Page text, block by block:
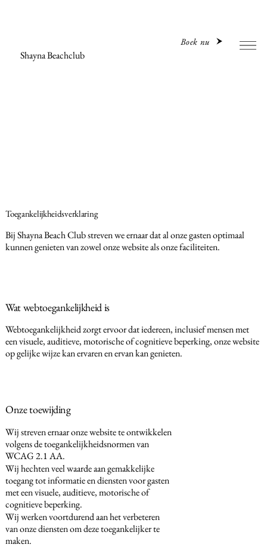
Shayna Beachclub
Boek nu
Toegankelijkheidsverklaring
Bij Shayna Beach Club streven we ernaar dat al onze gasten optimaal
kunnen genieten van zowel onze website als onze faciliteiten.
Wat webtoegankelijkheid is
Webtoegankelijkheid zorgt ervoor dat iedereen, inclusief mensen met
een visuele, auditieve, motorische of cognitieve beperking, onze website
op gelijke wijze kan ervaren en ervan kan genieten.
Onze toewijding
Wij streven ernaar onze website te ontwikkelen
volgens de toegankelijkheidsnormen van
WCAG 2.1 AA.
Wij hechten veel waarde aan gemakkelijke
toegang tot informatie en diensten voor gasten
met een visuele, auditieve, motorische of
cognitieve beperking.
Wij werken voortdurend aan het verbeteren
van onze diensten om deze toegankelijker te
maken.